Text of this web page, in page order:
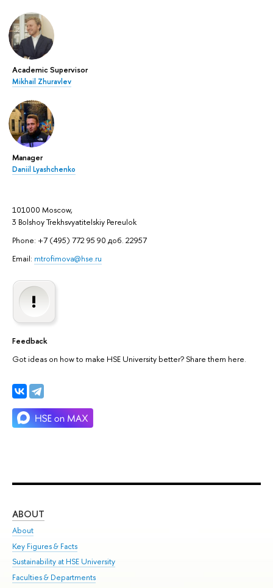
Academic Supervisor
Mikhail Zhuravlev
Manager
Daniil Lyashchenko
101000 Moscow,
3 Bolshoy Trekhsvyatitelskiy Pereulok
Phone: +7 (495) 772 95 90 доб. 22957
Email: mtrofimova@hse.ru
Feedback
Got ideas on how to make HSE University better? Share them here.
ABOUT
About
Key Figures & Facts
Sustainability at HSE University
Faculties & Departments